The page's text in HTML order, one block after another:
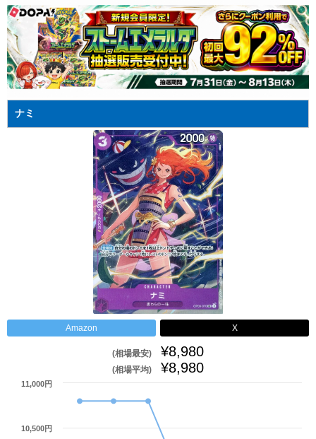
ナミ
Amazon X
(相場最安) ¥8,980
(相場平均) ¥8,980
10,500円
11,000円